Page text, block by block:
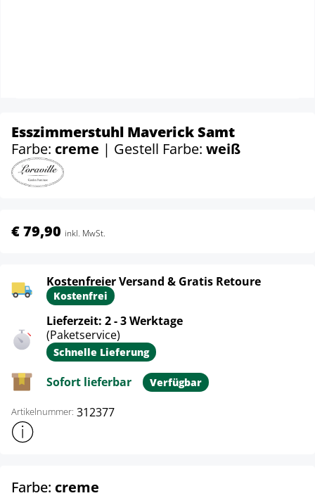
Esszimmerstuhl Maverick Samt
Farbe: creme | Gestell Farbe: weiß
€ 79,90 inkl. MwSt.
Kostenfreier Versand & Gratis Retoure
Kostenfrei
Lieferzeit: 2 - 3 Werktage
(Paketservice)
Schnelle Lieferung
Sofort lieferbar Verfügbar
Artikelnummer: 312377
Weitere Produktinformationen anzeigen
Farbe: creme